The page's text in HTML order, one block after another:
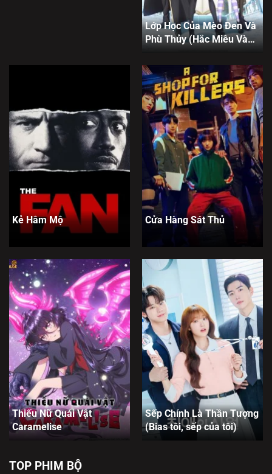
Lớp Học Của Mèo Đen Và
Phù Thủy (Hắc Miêu Và
Kẻ Hâm Mộ Cửa Hàng Sát Thủ
Thiếu Nữ Quái Vật
Caramelise
Sếp Chính Là Thần Tượng
(Bias tôi, sếp của tôi)
TOP PHIM BỘ